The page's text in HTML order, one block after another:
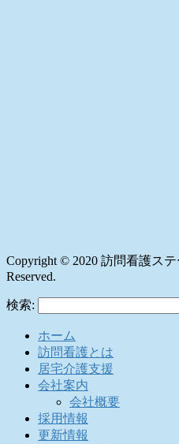
Copyright © 2020 訪問看護ス
Reserved.
検索:
ホーム
訪問看護とは
居宅介護支援
会社案内
会社概要
採用情報
更新情報